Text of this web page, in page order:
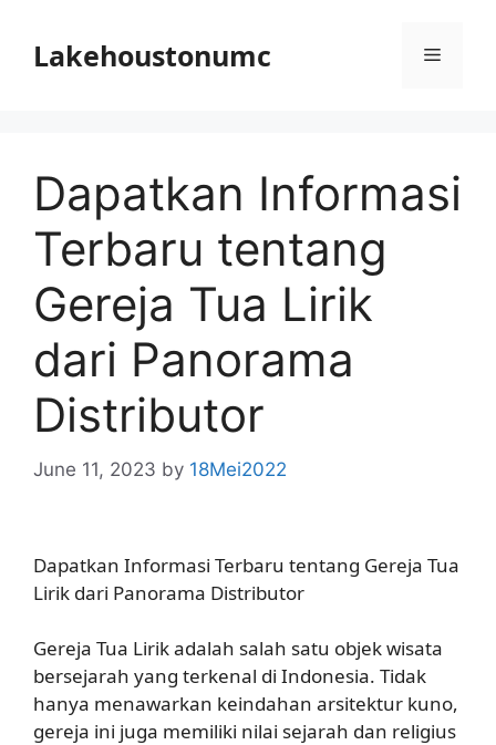
contentLakehoustonumc Menu
Dapatkan Informasi
Terbaru tentang
Gereja Tua Lirik
dari Panorama
Distributor
June 11, 2023 by 18Mei2022
Dapatkan Informasi Terbaru tentang Gereja Tua
Lirik dari Panorama Distributor
Gereja Tua Lirik adalah salah satu objek wisata
bersejarah yang terkenal di Indonesia. Tidak
hanya menawarkan keindahan arsitektur kuno,
gereja ini juga memiliki nilai sejarah dan religius